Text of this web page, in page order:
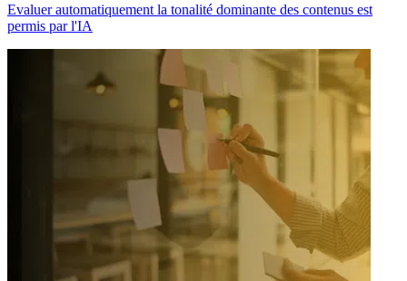
Evaluer automatiquement la tonalité dominante des contenus est
permis par l'IA